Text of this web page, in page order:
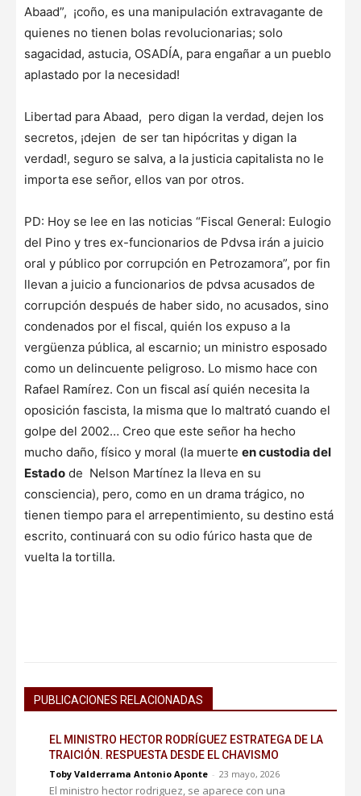
Abaad”, ¡coño, es una manipulación extravagante de
quienes no tienen bolas revolucionarias; solo
sagacidad, astucia, OSADÍA, para engañar a un pueblo
aplastado por la necesidad!
Libertad para Abaad, pero digan la verdad, dejen los
secretos, ¡dejen de ser tan hipócritas y digan la
verdad!, seguro se salva, a la justicia capitalista no le
importa ese señor, ellos van por otros.
PD: Hoy se lee en las noticias “Fiscal General: Eulogio
del Pino y tres ex-funcionarios de Pdvsa irán a juicio
oral y público por corrupción en Petrozamora”, por fin
llevan a juicio a funcionarios de pdvsa acusados de
corrupción después de haber sido, no acusados, sino
condenados por el fiscal, quién los expuso a la
vergüenza pública, al escarnio; un ministro esposado
como un delincuente peligroso. Lo mismo hace con
Rafael Ramírez. Con un fiscal así quién necesita la
oposición fascista, la misma que lo maltrató cuando el
golpe del 2002… Creo que este señor ha hecho
mucho daño, físico y moral (la muerte en custodia del
Estado de Nelson Martínez la lleva en su
consciencia), pero, como en un drama trágico, no
tienen tiempo para el arrepentimiento, su destino está
escrito, continuará con su odio fúrico hasta que de
vuelta la tortilla.
PUBLICACIONES RELACIONADAS
EL MINISTRO HECTOR RODRÍGUEZ ESTRATEGA DE LA
TRAICIÓN. RESPUESTA DESDE EL CHAVISMO
Toby Valderrama Antonio Aponte - 23 mayo, 2026
El ministro hector rodriguez, se aparece con una